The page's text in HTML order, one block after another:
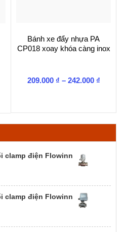
Bánh xe đẩy nhựa PA
CP018 xoay khóa càng inox
209.000 ₫ – 242.000 ₫
clamp điện Flowinn
clamp điện Flowinn